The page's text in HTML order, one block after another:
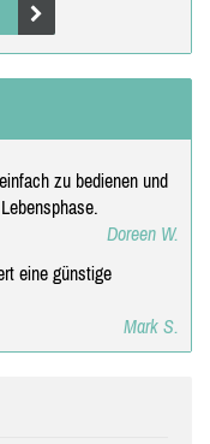
zu bedienen und
Doreen W.
eine günstige
Mark S.